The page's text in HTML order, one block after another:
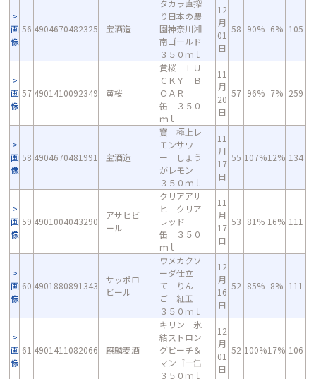
画
像
56 4904670482325 宝酒造
タカラ直搾
り日本の農
園神奈川湘
南ゴールド
３５０ｍｌ
12
月
01
日
58 90% 6% 105
画
像
57 4901410092349 黄桜
黄桜 ＬＵ
ＣＫＹ Ｂ
ＯＡＲ
缶 ３５０
ｍｌ
11
月
20
日
57 96% 7% 259
画
像
58 4904670481991 宝酒造
寶 極上レ
モンサワ
ー しょう
がレモン
３５０ｍｌ
11
月
17
日
55 107%12% 134
画
像
59 4901004043290
アサヒビ
ール
クリアアサ
ヒ クリア
レッド
缶 ３５０
ｍｌ
11
月
17
日
53 81% 16% 111
画
像
60 4901880891343
サッポロ
ビール
ウメカクソ
ーダ仕立
て りん
ご 紅玉
３５０ｍｌ
12
月
16
日
52 85% 8% 111
画
像
61 4901411082066 麒麟麦酒
キリン 氷
結ストロン
グピーチ＆
マンゴー缶
３５０ｍｌ
12
月
01
日
52 100%17% 106